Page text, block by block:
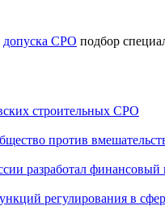
допуска СРО подбор
строительных СРО
против
разработал
регулирования в